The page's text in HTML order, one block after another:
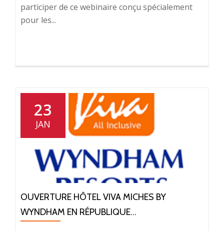
participer de ce webinaire conçu spécialement
pour les...
23
JAN
OUVERTURE HÔTEL VIVA MICHES BY
WYNDHAM EN RÉPUBLIQUE...